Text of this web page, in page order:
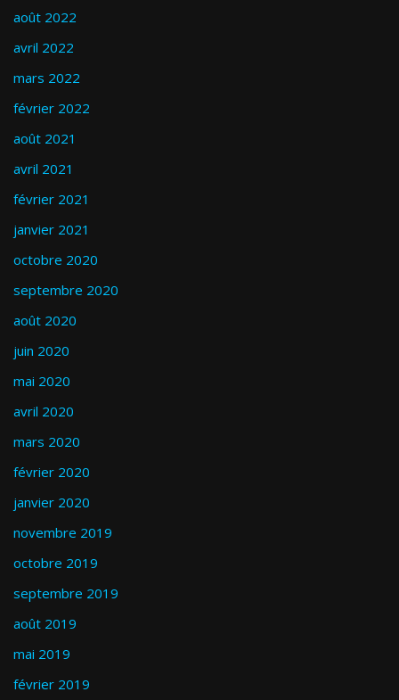
août 2022
avril 2022
mars 2022
février 2022
août 2021
avril 2021
février 2021
janvier 2021
octobre 2020
septembre 2020
août 2020
juin 2020
mai 2020
avril 2020
mars 2020
février 2020
janvier 2020
novembre 2019
octobre 2019
septembre 2019
août 2019
mai 2019
février 2019